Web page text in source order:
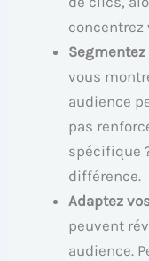
concentrez
vous
audience
pas
spécifique
différence.
Adaptez
peuvent
audience.